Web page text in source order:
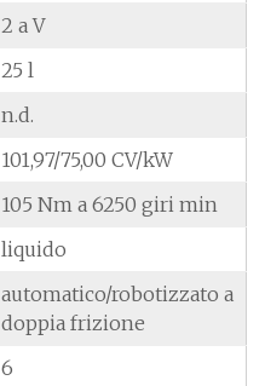
2 a V
25 l
n.d.
101,97/75,00 CV/kW
105 Nm a 6250 giri min
liquido
automatico/robotizzato a
doppia frizione
6